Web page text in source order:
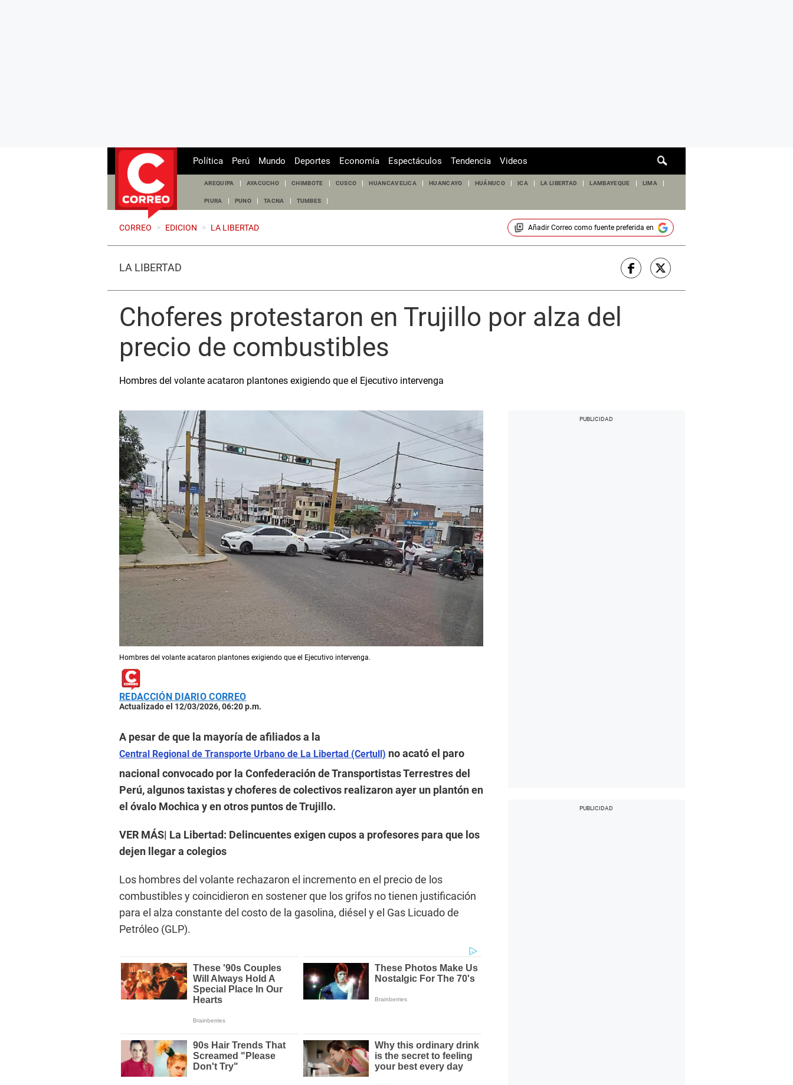
de
Política Perú Mundo Deportes Economía Espectáculos Tendencia Videos
AREQUIPA AYACUCHO CHIMBOTE CUSCO HUANCAVELICA HUANCAYO HUÁNUCO ICA LA LIBERTAD LAMBAYEQUE LIMA
PIURA PUNO TACNA TUMBES
CORREO > EDICION > LA LIBERTAD Añadir Correocomo fuente preferida en
LA LIBERTAD
Choferes protestaron en Trujillo por alza del
precio de combustibles
Hombres del volante acataron plantones exigiendo que el Ejecutivo intervenga
Hombres del volante acataron plantones exigiendo que el Ejecutivo intervenga.
REDACCIÓN DIARIO CORREO
Actualizado el 12/03/2026, 06:20 p.m.
A pesar de que la mayoría de afiliados a la
Central Regional de Transporte Urbano de La Libertad (Certull) no acató el paro
nacional convocado por la Confederación de Transportistas Terrestres del
Perú, algunos taxistas y choferes de colectivos realizaron ayer un plantón en
el óvalo Mochica y en otros puntos de Trujillo.
VER MÁS| La Libertad: Delincuentes exigen cupos a profesores para que los
dejen llegar a colegios
Los hombres del volante rechazaron el incremento en el precio de los
combustibles y coincidieron en sostener que los grifos no tienen justificación
para el alza constante del costo de la gasolina, diésel y el Gas Licuado de
Petróleo (GLP).